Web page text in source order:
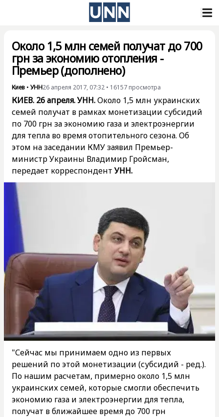
Около 1,5 млн семей получат до 700
грн за экономию отопления -
Премьер (дополнено)
Киев • УНН26 апреля 2017, 07:32 • 16157 просмотра
КИЕВ. 26 апреля. УНН.Около 1,5 млн украинских
семей получат в рамках монетизации субсидий
по 700 грн за экономию газа и электроэнергии
для тепла во время отопительного сезона. Об
этом на заседании КМУ заявил Премьер-
министр Украины Владимир Гройсман,
передает корреспондентУНН.
"Сейчас мы принимаем одно из первых
решений по этой монетизации (субсидий - ред.).
По нашим расчетам, примерно около 1,5 млн
украинских семей, которые смогли обеспечить
экономию газа и электроэнергии для тепла,
получат в ближайшее время до 700 грн